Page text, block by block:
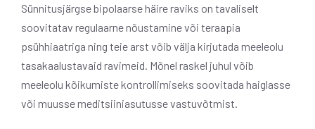
Sünnitusjärgse bipolaarse häire raviks on tavaliselt
soovitatav regulaarne nõustamine või teraapia
psühhiaatriga ning teie arst võib välja kirjutada meeleolu
tasakaalustavaid ravimeid. Mõnel raskel juhul võib
meeleolu kõikumiste kontrollimiseks soovitada haiglasse
või muusse meditsiiniasutusse vastuvõtmist.